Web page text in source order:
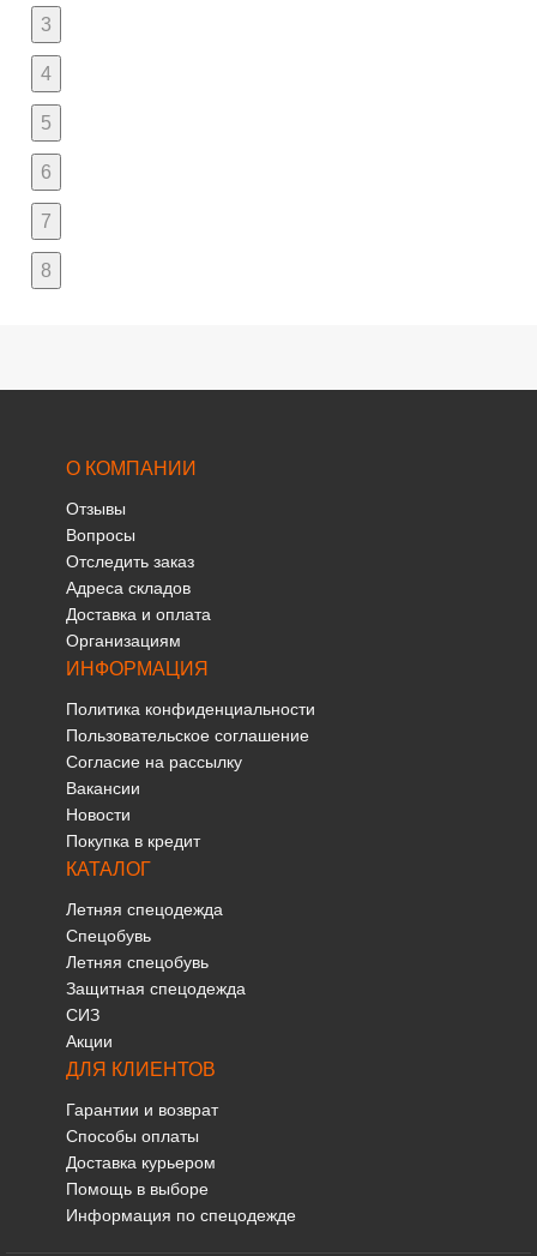
3
4
5
6
7
8
О КОМПАНИИ
Отзывы
Вопросы
Отследить заказ
Адреса складов
Доставка и оплата
Организациям
ИНФОРМАЦИЯ
Политика конфиденциальности
Пользовательское соглашение
Согласие на рассылку
Вакансии
Новости
Покупка в кредит
КАТАЛОГ
Летняя спецодежда
Спецобувь
Летняя спецобувь
Защитная спецодежда
СИЗ
Акции
ДЛЯ КЛИЕНТОВ
Гарантии и возврат
Способы оплаты
Доставка курьером
Помощь в выборе
Информация по спецодежде